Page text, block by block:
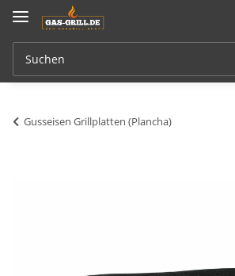
Gusseisen Grillplatten (Plancha)